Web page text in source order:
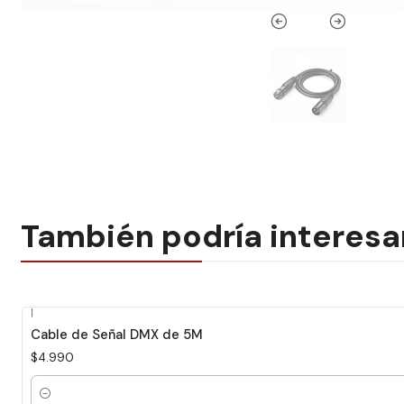
También podría
Cable de Señal DMX de 5M
$4.990